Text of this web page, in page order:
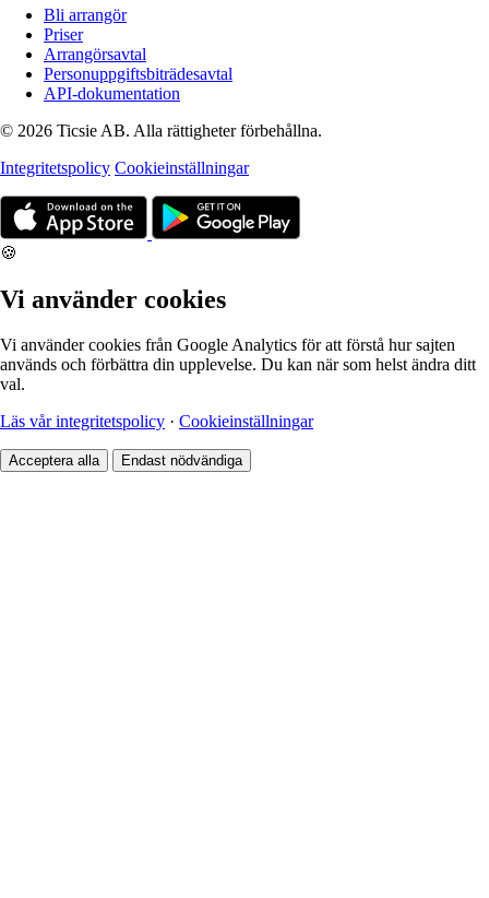
Bli arrangör
Priser
Arrangörsavtal
Personuppgiftsbiträdesavtal
API-dokumentation
© 2026 Ticsie AB. Alla rättigheter förbehållna.
Integritetspolicy Cookieinställningar
🍪
Vi använder cookies
Vi använder cookies från Google Analytics för att förstå hur sajten
används och förbättra din upplevelse. Du kan när som helst ändra ditt
val.
Läs vår integritetspolicy · Cookieinställningar
Acceptera alla Endast nödvändiga